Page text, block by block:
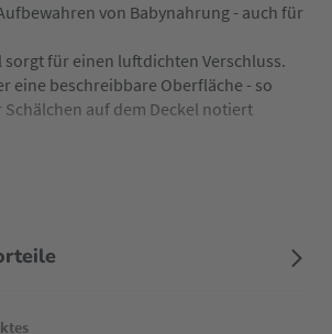
von Babynahrung - auch für
sorgt für einen luftdichten Verschluss.
eine beschreibbare Oberfläche - so
auf dem Deckel notiert